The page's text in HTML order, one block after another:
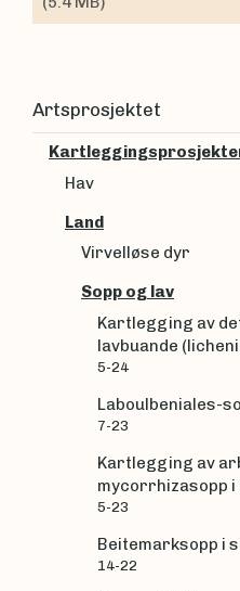
Artsprosjektet
Hav
Land
Virvelløse dyr
Sopp og lav
Kartlegging av
lavbuande
5-24
Laboulbeniales-
7-23
Kartlegging av
mycorrhizasopp i
5-23
Beitemarksopp i
14-22